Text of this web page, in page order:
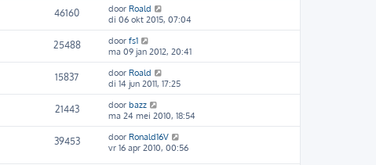
46160 door Roald
di 06 okt 2015, 07:04
25488 door fs1
ma 09 jan 2012, 20:41
15837 door Roald
di 14 jun 2011, 17:25
21443 door bazz
ma 24 mei 2010, 18:54
39453 door Ronald16V
vr 16 apr 2010, 00:56